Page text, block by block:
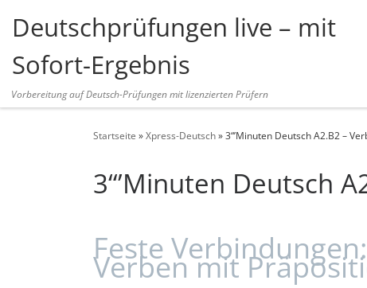
Zum Inhalt springen
Deutschprüfungen live – mit
Sofort-Ergebnis
Vorbereitung auf Deutsch-Prüfungen mit lizenzierten Prüfern
Startseite »Xpress-Deutsch»3“’Minuten Deutsch A2.B2 –
3“’Minuten Deutsch
Feste Verbindungen:
Verben mit